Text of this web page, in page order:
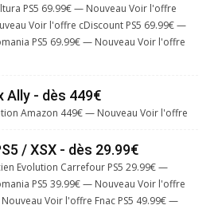
PS5 69.99€ — Nouveau Voir l'offre
Voir l'offre cDiscount PS5 69.99€ —
PS5 69.99€ — Nouveau Voir l'offre
Ally - dès 449€
Amazon 449€ — Nouveau Voir l'offre
/ XSX - dès 29.99€
Evolution Carrefour PS5 29.99€ —
PS5 39.99€ — Nouveau Voir l'offre
Voir l'offre Fnac PS5 49.99€ —